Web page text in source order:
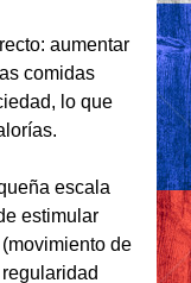
aumentar
comidas
lo que
escala
estimular
(movimiento de